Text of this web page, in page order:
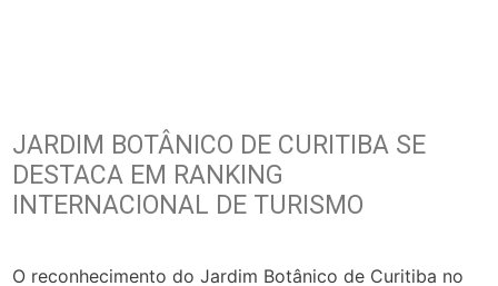
JARDIM BOTÂNICO DE CURITIBA SE
DESTACA EM RANKING
INTERNACIONAL DE TURISMO
O reconhecimento do Jardim Botânico de Curitiba no